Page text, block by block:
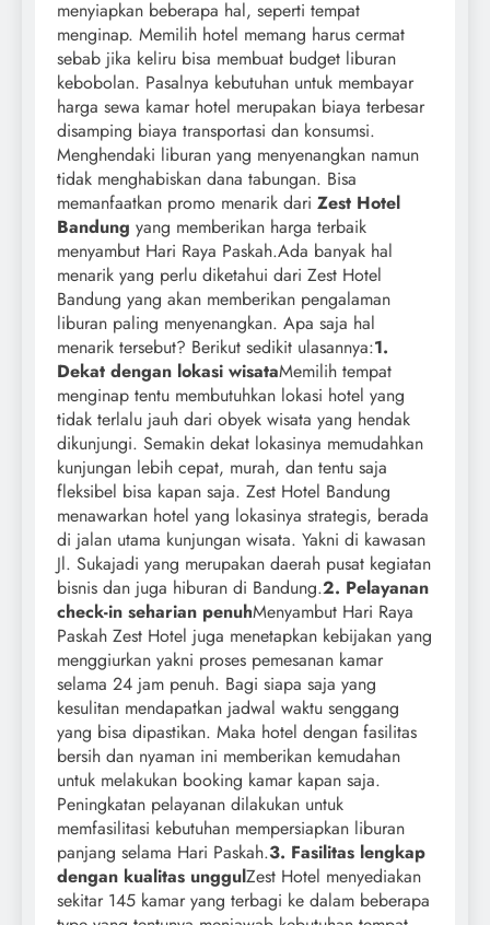
menyiapkan beberapa hal, seperti tempat
menginap. Memilih hotel memang harus cermat
sebab jika keliru bisa membuat budget liburan
kebobolan. Pasalnya kebutuhan untuk membayar
harga sewa kamar hotel merupakan biaya terbesar
disamping biaya transportasi dan konsumsi.
Menghendaki liburan yang menyenangkan namun
tidak menghabiskan dana tabungan. Bisa
memanfaatkan promo menarik dari Zest Hotel
Bandung yang memberikan harga terbaik
menyambut Hari Raya Paskah.Ada banyak hal
menarik yang perlu diketahui dari Zest Hotel
Bandung yang akan memberikan pengalaman
liburan paling menyenangkan. Apa saja hal
menarik tersebut? Berikut sedikit ulasannya:1.
Dekat dengan lokasi wisataMemilih tempat
menginap tentu membutuhkan lokasi hotel yang
tidak terlalu jauh dari obyek wisata yang hendak
dikunjungi. Semakin dekat lokasinya memudahkan
kunjungan lebih cepat, murah, dan tentu saja
fleksibel bisa kapan saja. Zest Hotel Bandung
menawarkan hotel yang lokasinya strategis, berada
di jalan utama kunjungan wisata. Yakni di kawasan
Jl. Sukajadi yang merupakan daerah pusat kegiatan
bisnis dan juga hiburan di Bandung.2. Pelayanan
check-in seharian penuhMenyambut Hari Raya
Paskah Zest Hotel juga menetapkan kebijakan yang
menggiurkan yakni proses pemesanan kamar
selama 24 jam penuh. Bagi siapa saja yang
kesulitan mendapatkan jadwal waktu senggang
yang bisa dipastikan. Maka hotel dengan fasilitas
bersih dan nyaman ini memberikan kemudahan
untuk melakukan booking kamar kapan saja.
Peningkatan pelayanan dilakukan untuk
memfasilitasi kebutuhan mempersiapkan liburan
panjang selama Hari Paskah.3. Fasilitas lengkap
dengan kualitas unggulZest Hotel menyediakan
sekitar 145 kamar yang terbagi ke dalam beberapa